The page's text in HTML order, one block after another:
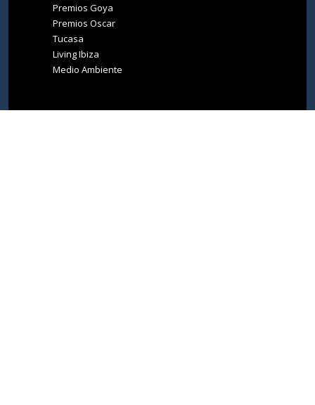
Premios Goya
Premios Oscar
Tucasa
Living Ibiza
Medio Ambiente